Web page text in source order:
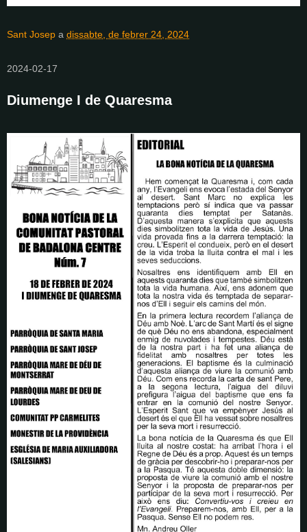
Sant Josep a dissabte, de febrer 24, 2024
2024-02-17
Diumenge I de Quaresma